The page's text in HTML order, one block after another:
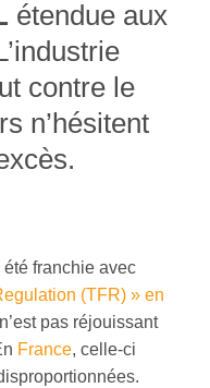
étendue aux
contre le
n’hésitent
été franchie avec
(TFR) » en
pas réjouissant
France, celle-ci